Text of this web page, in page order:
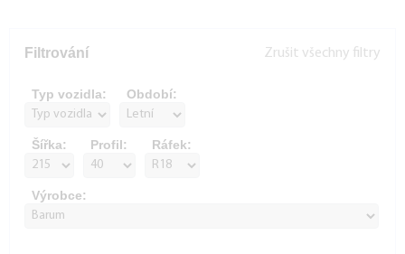
Filtrování Zrušit všechny filtry
Typ vozidla: Období:
Šířka: Profil: Ráfek:
Výrobce: